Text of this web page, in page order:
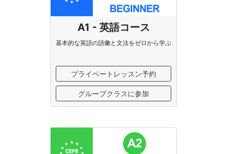
A1 - 英語コース
基本的な英語の語彙と文法をゼロから学ぶ
プライベートレッスン予約
グループクラスに参加